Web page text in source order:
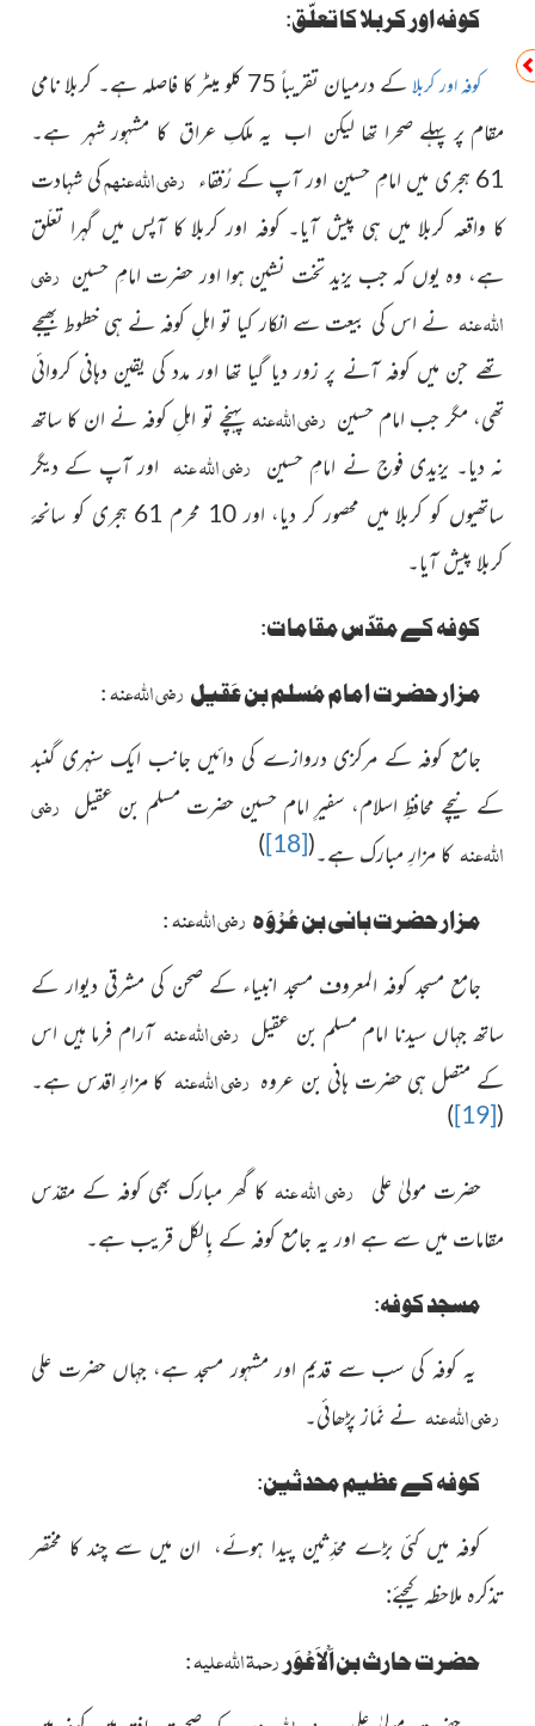
کوفہ اور کربلا کا تعلّق:
کوفہ اور کربلا
کے درمیان تقریباً 75 کلو میٹر کا فاصلہ ہے۔ کربلا نامی
مقام پر پہلے صحرا تھا لیکن اب یہ ملکِ عراق کا مشہور شہر ہے۔
61 ہجری میں امامِ حسین اور آپ
کے رُفقاء رضی اللہ عنہمکی شہادت
کا واقعہ کربلا میں ہی پیش آیا۔ کوفہ اور کربلا کا آپس میں گہرا تعلّق
ہے، وہ یوں کہ جب یزید تخت نشین ہوا اور حضرت امامِ حسین رضی
اللہ عنہ نے اس کی بیعت سے انکار کیا تو اہلِ کوفہ نے ہی خطوط بھیجے
تھے جن میں کوفہ آنے پر زور دیا گیا تھا اور مدد کی یقین دہانی کروائی
تھی، مگر جب امام حسین رضی اللہ عنہپہنچے تو اہلِ کوفہ نے ان کا ساتھ
نہ دیا۔ یزیدی فوج نے امامِ حسین رضی اللہ عنہ اور آپ کے دیگر
ساتھیوں کو کربلا
میں محصور کر دیا، اور 10 محرم 61 ہجری کو سانحۂ
کربلا پیش آیا۔
کوفہ کے مقدّس مقامات:
مزارحضرت امام مُسلم بن عَقیل رضی اللہ عنہ:
جامع کوفہ کے مرکزی دروازے کی دائیں جانب ایک سنہری گنبد
کے نیچے محافظِ اسلام، سفیرِ امام حسین حضرت مسلم بن عقیل رضی
اللہ عنہکا مزارِ مبارک ہے۔(
[18]
)
مزارحضرت ہانی بن عُرْوَہ رضی اللہ عنہ:
جامع مسجد کوفہ المعروف مسجد انبیاء کے صحن کی مشرقی دیوار کے
ساتھ جہاں سیدنا امام مسلم بن عقیل رضی اللہ عنہ آرام فرما ہیں اس
کے متصل ہی حضرت ہانی بن عروہ رضی اللہ عنہ کا مزارِ اقدس ہے۔
(
[19]
)
حضرت مولیٰ علی رضی اللہ عنہکا گھر مبارک بھی کوفہ کے مقدّس
مقامات میں سے ہے اور یہ جامع کوفہ کے بِالکل قریب ہے۔
مسجد کوفہ:
یہ کوفہ کی سب سے قدیم اور مشہور مسجد ہے، جہاں حضرت علی
رضی اللہ عنہ نے نَماز پڑھائی۔
کوفہ کے عظیم محدثین:
کوفہ میں کئی بڑے محدِّثین پیدا ہوئے، ان میں سے چند کا مختصر
تذکرہ ملاحظہ کیجئے:
حضرت حارث بن اَلْاَعْوَر رحمۃ اللہ علیہ: